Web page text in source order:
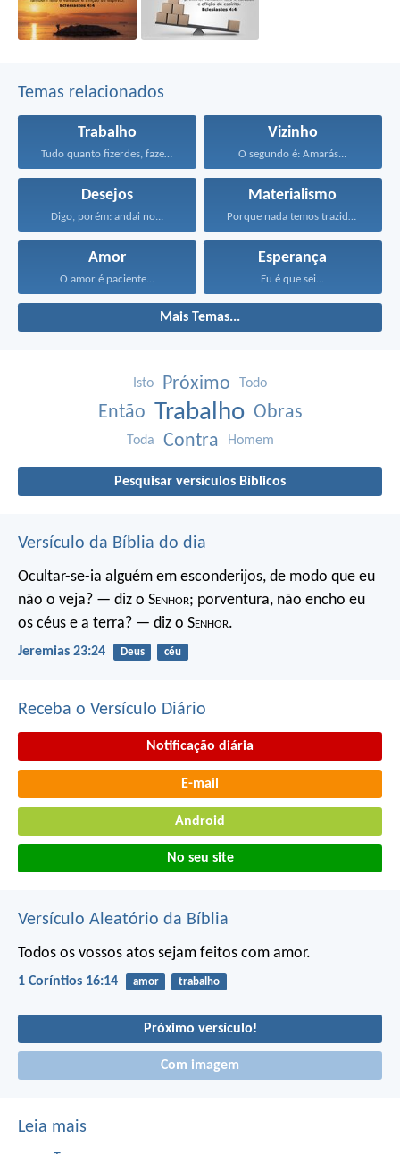
Temas relacionados
Trabalho
Tudo quanto fizerdes, fazei-o...
Vizinho
O segundo é: Amarás...
Desejos
Digo, porém: andai no...
Materialismo
Porque nada temos trazido...
Amor
O amor é paciente...
Esperança
Eu é que sei...
Mais Temas...
Isto Próximo Todo
Então Trabalho Obras
Toda Contra Homem
Pesquisar versículos Bíblicos
Versículo da Bíblia do dia
Ocultar-se-ia alguém em esconderijos, de modo que eu
não o veja? — diz o Senhor; porventura, não encho eu
os céus e a terra? — diz o Senhor.
Jeremias 23:24 Deus céu
Receba o Versículo Diário
Notificação diária
E-mail
Android
No seu site
Versículo Aleatório da Bíblia
Todos os vossos atos sejam feitos com amor.
1 Coríntios 16:14 amor trabalho
Próximo versículo!
Com imagem
Leia mais